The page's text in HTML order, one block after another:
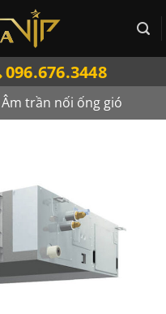
096.676.3448
Âm trần nối ống gió